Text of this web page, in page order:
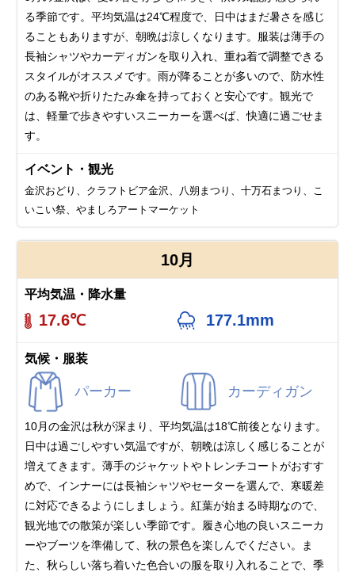
る季節です。平均気温は24℃程度で、日中はまだ暑さを感じ
ることもありますが、朝晩は涼しくなります。服装は薄手の
長袖シャツやカーディガンを取り入れ、重ね着で調整できる
スタイルがオススメです。雨が降ることが多いので、防水性
のある靴や折りたたみ傘を持っておくと安心です。観光で
は、軽量で歩きやすいスニーカーを選べば、快適に過ごせま
す。
イベント・観光
金沢おどり、クラフトビア金沢、八朔まつり、十万石まつり、こ
いこい祭、やましろアートマーケット
10月
平均気温・降水量
17.6℃ 177.1mm
気候・服装
パーカー カーディガン
10月の金沢は秋が深まり、平均気温は18℃前後となります。
日中は過ごしやすい気温ですが、朝晩は涼しく感じることが
増えてきます。薄手のジャケットやトレンチコートがおすす
めで、インナーには長袖シャツやセーターを選んで、寒暖差
に対応できるようにしましょう。紅葉が始まる時期なので、
観光地での散策が楽しい季節です。履き心地の良いスニーカ
ーやブーツを準備して、秋の景色を楽しんでください。ま
た、秋らしい落ち着いた色合いの服を取り入れることで、季